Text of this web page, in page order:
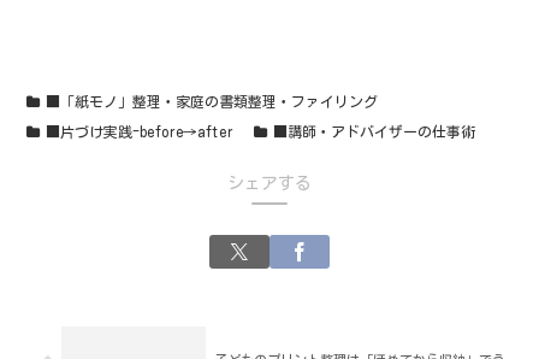
■「紙モノ」整理・家庭の書類整理・ファイリング
■片づけ実践-before→after ■講師・アドバイザーの仕事術
シェアする